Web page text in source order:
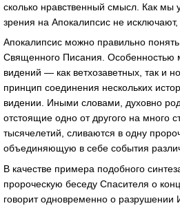
сколько нравственный смысл. Как мы
зрения на Апокалипсис не исключают,
Апокалипсис можно правильно понять
Священного Писания. Особенностью
видений — как ветхозаветных, так и
принцип соединения нескольких
видении. Иными словами, духовно
отстоящие одно от другого на много
тысячелетий, сливаются в одну
объединяющую в себе события
В качестве примера подобного
пророческую беседу Спасителя о
говорит одновременно о разрушении